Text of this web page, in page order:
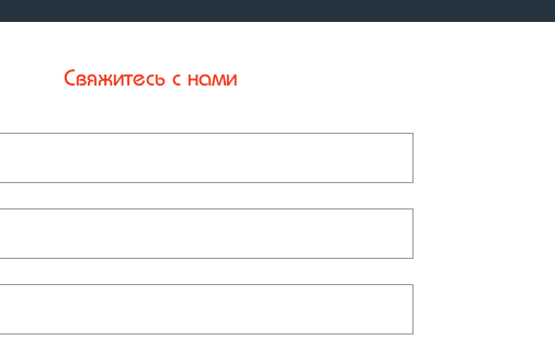
Свяжитесь с нами